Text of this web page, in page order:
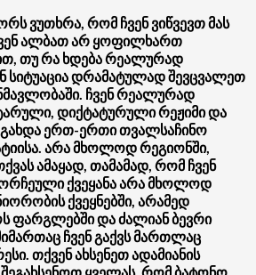
ვუთხრა, რომ ჩვენ ვიწვევთ მას
ალბათ არ ყოფილხართ
თუ რა ხდება რეალურად
სიტუაცია დრამატულად შევცვალეთ
ჩვენ რეალურად
დიქტატურული რეჟიმი და
ერთ-ერთი თვალსაჩინო
არა მხოლოდ რეგიონში,
ამაყად, თამამად, რომ ჩვენ
ქვეყანა არა მხოლოდ
ქვეყნებში, არამედ
ფარგლებში და ძალიან ბევრი
ჩვენ გაქვს მართლაც
თქვენ ახსენეთ ადამიანის